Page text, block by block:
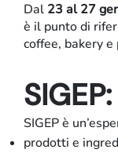
Dal 23 al 27
è il punto di
coffee, bakery e
SIGEP è
prodotti e